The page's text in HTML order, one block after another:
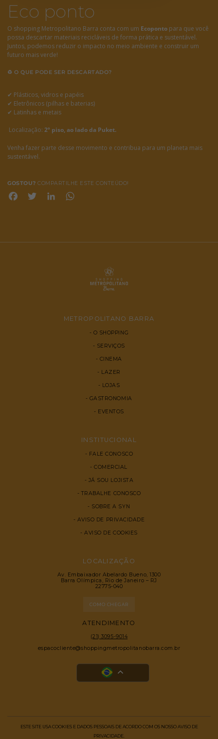
Eco ponto
O shopping Metropolitano Barra conta com um Ecoponto para que você
possa descartar materiais recicláveis de forma prática e sustentável.
Juntos, podemos reduzir o impacto no meio ambiente e construir um
futuro mais verde!
♻ O QUE PODE SER DESCARTADO?
✔ Plásticos, vidros e papéis
✔ Eletrônicos (pilhas e baterias)
✔ Latinhas e metais
Localização: 2º piso, ao lado da Puket.
Venha fazer parte desse movimento e contribua para um planeta mais
sustentável.
GOSTOU? COMPARTILHE ESTE CONTEÚDO!
Facebook
TwitterLinkedIn
METROPOLITANO BARRA
O SHOPPING
SERVIÇOS
CINEMA
LAZER
LOJAS
GASTRONOMIA
EVENTOS
INSTITUCIONAL
FALE CONOSCO
COMERCIAL
JÁ SOU LOJISTA
TRABALHE CONOSCO
SOBRE A SYN
AVISO DE PRIVACIDADE
AVISO DE COOKIES
LOCALIZAÇÃO
Av. Embaixador Abelardo Bueno, 1300
Barra Olímpica, Rio de Janeiro – RJ
22775-040
COMO CHEGAR
ATENDIMENTO
(21) 3095-9014
espacocliente@shoppingmetropolitanobarra.com.br
ESTE SITE USA COOKIES E DADOS PESSOAIS DE ACORDO COM OS NOSSO AVISO DE
PRIVACIDADE.